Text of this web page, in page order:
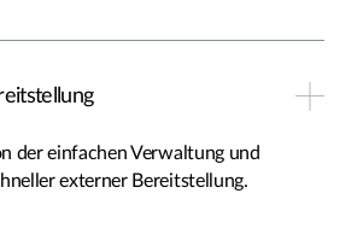
der einfachen Verwaltung und
externer Bereitstellung.